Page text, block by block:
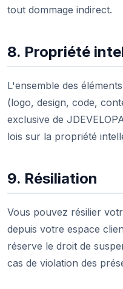
tout dommage indirect.
8. Propriété
L'ensemble des
(logo, design, code,
exclusive de
lois sur la propriété
9. Résiliation
Vous pouvez résilier
depuis votre espace
réserve le droit de
cas de violation des